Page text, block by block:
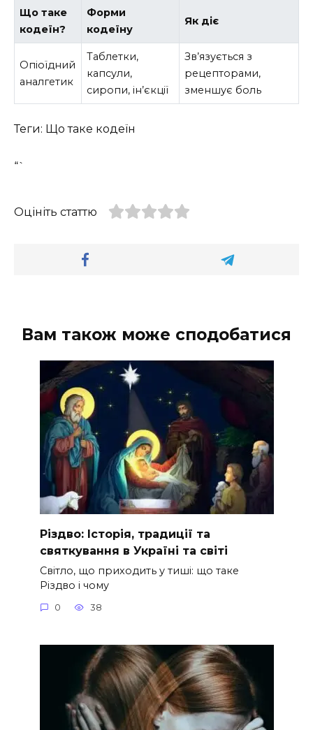
Що таке
кодеїн?
Форми
кодеїну
Як діє
Опіоїдний
аналгетик
Таблетки,
капсули,
сиропи, ін’єкції
Зв’язується з
рецепторами,
зменшує боль
Теги: Що таке кодеїн
“`
Оцініть статтю
Вам також може сподобатися
Різдво: Історія, традиції та
святкування в Україні та світі
Світло, що приходить у тиші: що таке
Різдво і чому
0 38